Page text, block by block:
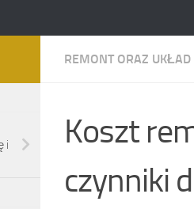
REMONT ORAZ
Koszt
czynniki
i